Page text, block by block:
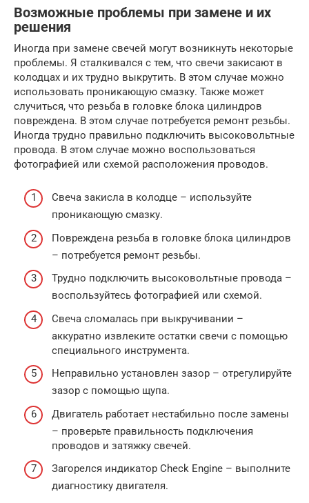
Возможные проблемы при замене и их
решения
Иногда при замене свечей могут возникнуть некоторые
проблемы. Я сталкивался с тем, что свечи закисают в
колодцах и их трудно выкрутить. В этом случае можно
использовать проникающую смазку. Также может
случиться, что резьба в головке блока цилиндров
повреждена. В этом случае потребуется ремонт резьбы.
Иногда трудно правильно подключить высоковольтные
провода. В этом случае можно воспользоваться
фотографией или схемой расположения проводов.
Свеча закисла в колодце – используйте
проникающую смазку.
Повреждена резьба в головке блока цилиндров
– потребуется ремонт резьбы.
Трудно подключить высоковольтные провода –
воспользуйтесь фотографией или схемой.
Свеча сломалась при выкручивании –
аккуратно извлеките остатки свечи с помощью
специального инструмента.
Неправильно установлен зазор – отрегулируйте
зазор с помощью щупа.
Двигатель работает нестабильно после замены
– проверьте правильность подключения
проводов и затяжку свечей.
Загорелся индикатор Check Engine – выполните
диагностику двигателя.